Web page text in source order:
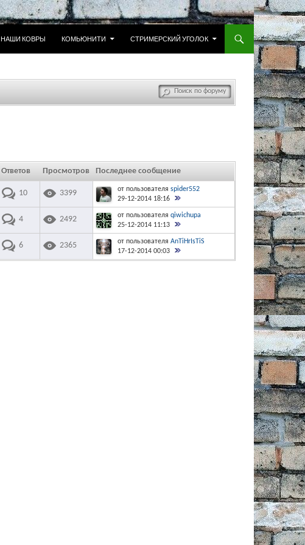
НАШИ КОВРЫ
КОМЬЮНИТИ СТРИМЕРСКИЙ УГОЛОК
Ответов Просмотров Последнее сообщение
10 3399 от пользователя spider552
29-12-2014 18:16
4 2492 от пользователя qiwichupa
25-12-2014 11:13
6 2365 от пользователя AnTiHrIsTiS
17-12-2014 00:03